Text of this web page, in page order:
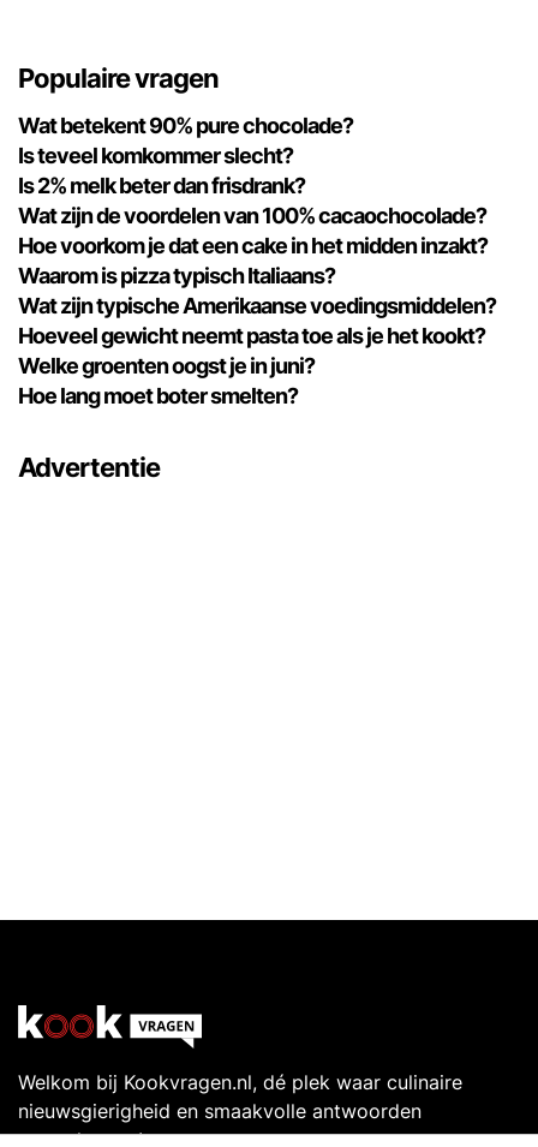
Populaire vragen
Wat betekent 90% pure chocolade?
Is teveel komkommer slecht?
Is 2% melk beter dan frisdrank?
Wat zijn de voordelen van 100% cacaochocolade?
Hoe voorkom je dat een cake in het midden inzakt?
Waarom is pizza typisch Italiaans?
Wat zijn typische Amerikaanse voedingsmiddelen?
Hoeveel gewicht neemt pasta toe als je het kookt?
Welke groenten oogst je in juni?
Hoe lang moet boter smelten?
Advertentie
Welkom bij Kookvragen.nl, dé plek waar culinaire
nieuwsgierigheid en smaakvolle antwoorden
samenkomen!